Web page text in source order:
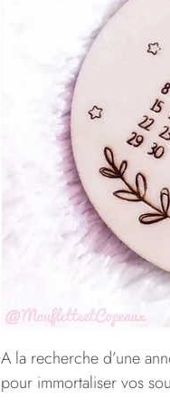
A la recherche d’une
pour immortaliser vos